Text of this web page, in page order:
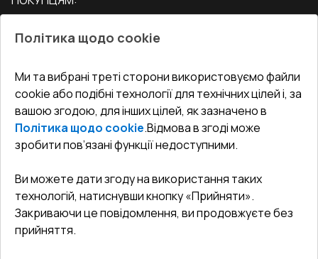
Двері
Блог
Адреса гіпермаркета
Як правильно заміряти вікна
СЕРВІС ТА ОБЛУГОВУВАННЯ:
Доставка і Оплата
Гарантія та Сервіс
Повернення товару
Договір публічної оферти
КОНТАКТИ
Офіс:Україна, м. Вінниця, вул. Келецька 60 кв. 61
undefined(undefined)
Політика щодо cookie
Ми та вибрані треті сторони використовуємо файли
cookie або подібні технології для технічних цілей і, за
вашою згодою, для інших цілей, як зазначено в
Політика щодо cookie.Відмова в згоді може
зробити пов’язані функції недоступними.
Ви можете дати згоду на використання таких
технологій, натиснувши кнопку «Прийняти».
Закриваючи це повідомлення, ви продовжуєте без
прийняття.